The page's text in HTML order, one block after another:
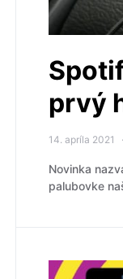
prvý
14. apríla 2021
Novinka
palubovke